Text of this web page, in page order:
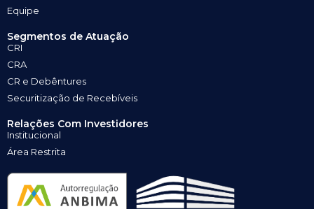
Equipe
Segmentos de Atuação
CRI
CRA
CR e Debêntures
Securitização de Recebíveis
Relações Com Investidores
Institucional
Área Restrita